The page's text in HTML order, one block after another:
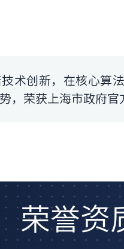
术创新，在核心算
，荣获上海市政府
全国排名第一的锦
合作伙伴，斩获全球
荣誉资